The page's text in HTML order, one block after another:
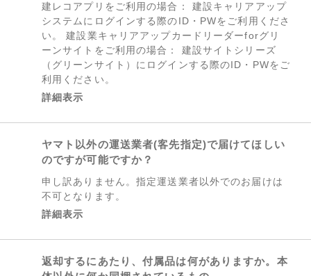
建レコアプリをご利用の場合： 建設キャリアアップ
システムにログインする際のID・PWをご利用くださ
い。 建設業キャリアアップカードリーダーforグリ
ーンサイトをご利用の場合： 建設サイトシリーズ
（グリーンサイト）にログインする際のID・PWをご
利用ください。
詳細表示
ヤマト以外の運送業者(客先指定)で届けてほしい
のですが可能ですか？
申し訳ありません。指定運送業者以外でのお届けは
不可となります。
詳細表示
返却するにあたり、付属品は何がありますか。本